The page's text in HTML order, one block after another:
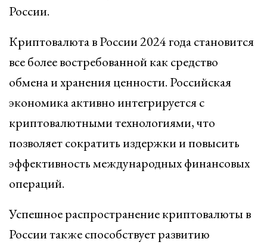
России.
Криптовалюта в России 2024 года становится
все более востребованной как средство
обмена и хранения ценности. Российская
экономика активно интегрируется с
криптовалютными технологиями, что
позволяет сократить издержки и повысить
эффективность международных финансовых
операций.
Успешное распространение криптовалюты в
России также способствует развитию